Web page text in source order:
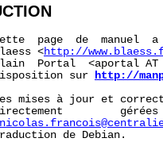
page  de  manuel
<
http://
Portal  <aportal
sur
http://
mises à jour et
de Debian.